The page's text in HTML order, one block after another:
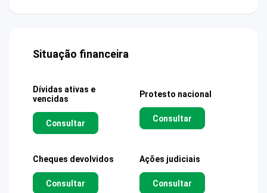
Situação financeira
Dívidas ativas e
vencidas
Consultar
Protesto nacional
Consultar
Cheques devolvidos
Consultar
Ações judiciais
Consultar